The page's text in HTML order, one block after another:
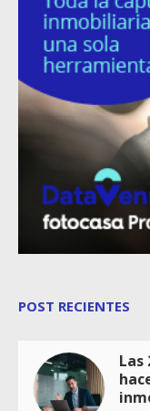
POST RECIENTES
Las